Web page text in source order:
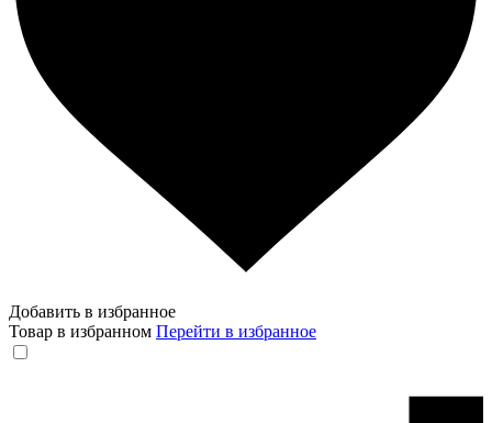
Добавить в избранное
Товар в избранном Перейти в избранное